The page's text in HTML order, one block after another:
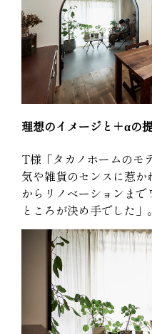
理想のイメージと＋αの
T様「タカノホームのモ
気や雑貨のセンスに惹か
からリノベーションま
ところが決め手でした」。